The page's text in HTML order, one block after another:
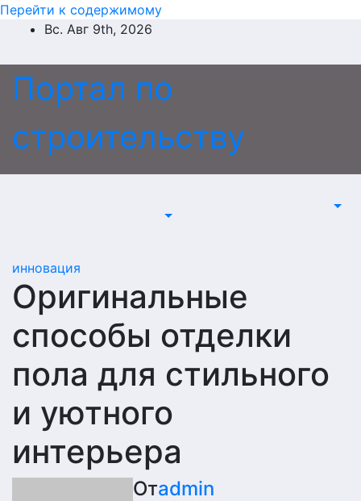
Перейти к содержимому
Вс. Авг 9th, 2026
Портал по
строительству
инновация
Оригинальные
способы отделки
пола для стильного
и уютного
интерьера
Отadmin